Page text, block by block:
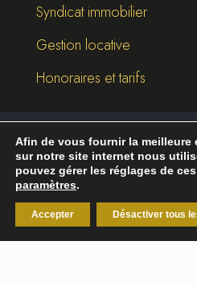
Syndicat immobilier
Gestion locative
Honoraires et tarifs
©2026Break-Out
Mentions légales|
Afin de vous fournir la meilleure
sur notre site internet nous
pouvez gérer les réglages de
paramètres.
Accepter Désactiver tous